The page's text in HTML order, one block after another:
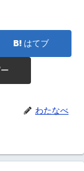
はてブ
わたなべ